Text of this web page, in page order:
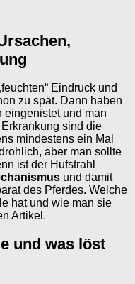
Eindruck und
zu spät. Dann haben
eingenistet und man
sind die
mindestens ein Mal
aber man sollte
ist der Hufstrahl
und damit
des Pferdes. Welche
hat und wie man sie
Artikel.
und was löst